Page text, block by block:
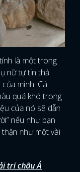
là một trong
nữ tự tin thả
mình. Cá
quá khó trong
của nó sẽ dẫn
nếu như bạn
thận như một vài
trí châu Á